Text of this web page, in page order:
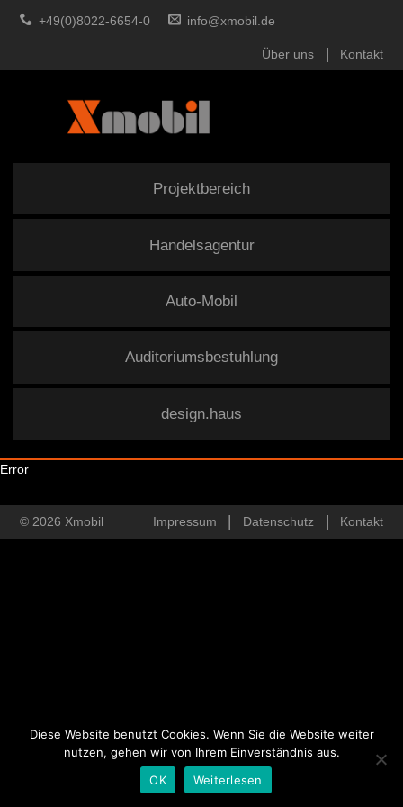
+49(0)8022-6654-0 info@xmobil.de
Über uns Kontakt
Projektbereich
Handelsagentur
Auto-Mobil
Auditoriumsbestuhlung
design.haus
Error
© 2026 Xmobil Impressum Datenschutz Kontakt
Diese Website benutzt Cookies. Wenn Sie die Website weiter
nutzen, gehen wir von Ihrem Einverständnis aus.
OK
Weiterlesen